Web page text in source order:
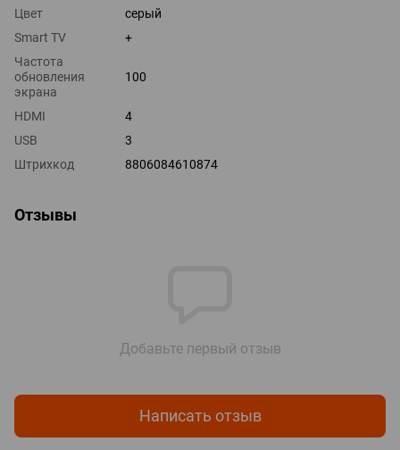
Цвет
серый
Smart TV
+
Частота
обновления
экрана
100
HDMI
4
USB
3
Штрихкод
8806084610874
Отзывы
Добавьте первый отзыв
Написать отзыв